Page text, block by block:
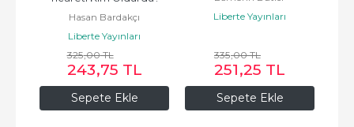
Sepete Ekle
Hasan Bardakçı
Liberte Yayınları
325,00TL
243,75 TL
Sepete Ekle
Liberte Yayınları
335,00TL
251,25 TL